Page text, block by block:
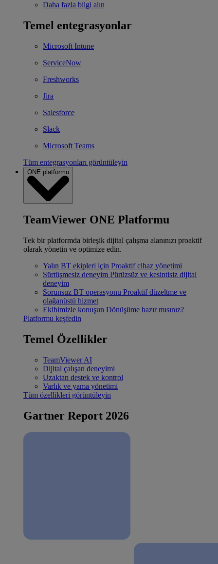
Daha fazla bilgi alın
Temel entegrasyonlar
Microsoft Intune
ServiceNow
Freshworks
Jira
Salesforce
Slack
Microsoft Teams
Tüm entegrasyonları görüntüleyin
ONE platformu
TeamViewer ONE Platformu
Tek bir platformda birleşik dijital çalışma alanınızı proaktif
olarak yönetin ve optimize edin.
Yalın BT ekipleri için Proaktif cihaz yönetimi
Sürtüşmesiz deneyim Pürüzsüz ve kesintisiz dijital
deneyim
Sorunsuz BT operasyonu Proaktif düzeltme ve
olağanüstü hizmet
Ekibimizle konuşun Dönüşüme hazır mısınız?
Platformu keşfedin
Temel Özellikler
TeamViewer AI
Dijital çalışan deneyimi
Uzaktan destek ve kontrol
Varlık ve yama yönetimi
Tüm özellikleri görüntüleyin
Gartner Report 2026